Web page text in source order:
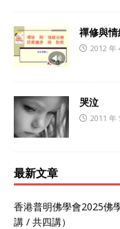
禪修與
2012 年
哭泣
2011 年
最新文章
香港普明佛學會2025佛
講 / 共四講）